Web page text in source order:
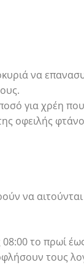
να
για χρέη
οφειλής
να
το πρωί
τους